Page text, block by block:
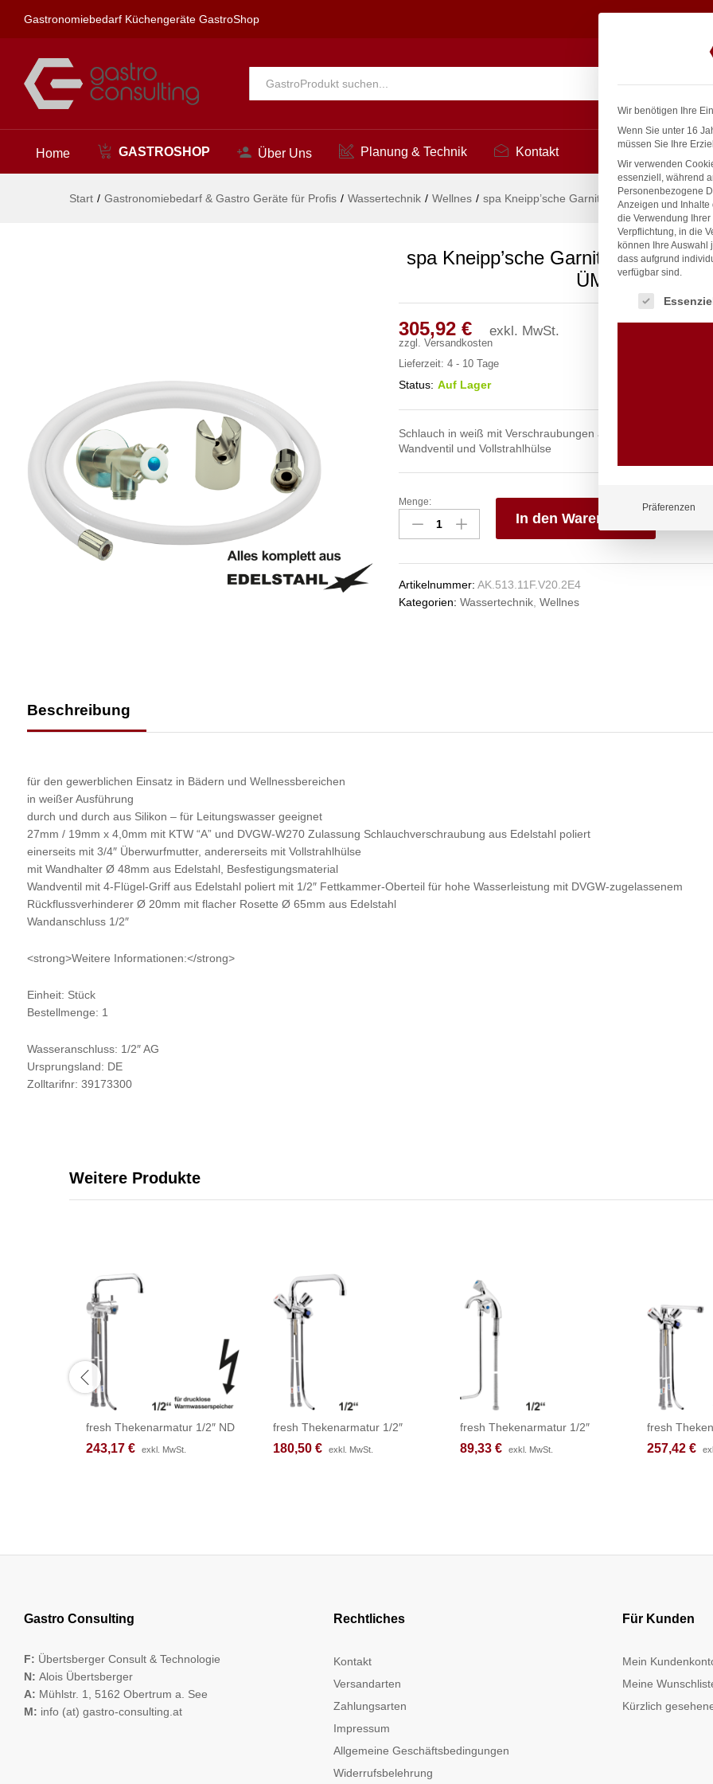
Gastronomiebedarf Küchengeräte GastroShop
Alle Suchen
Home GASTROSHOP Über Uns Planung & Technik Kontakt
Start / Gastronomiebedarf & Gastro Geräte für Profis / Wassertechnik / Wellnes / spa Kneipp’sche Garnitur 1/2″ Ø 27mm 3/4″
spa Kneipp’sche Garnitur 1/2″ Ø
ÜM
305,92 € exkl. MwSt.
zzgl. Versandkosten
Lieferzeit: 4 - 10 Tage
Status: Auf Lager
Schlauch in weiß mit Verschraubungen aus Edelstahl mit
Wandventil und Vollstrahlhülse
spa
Kneipp'sche
Garnitur
27mm
3/4"
Menge:
In den Warenkorb
Artikelnummer: AK.513.11F.V20.2E4
Kategorien: Wassertechnik, Wellnes
Beschreibung
für den gewerblichen Einsatz in Bädern und Wellnessbereichen
in weißer Ausführung
durch und durch aus Silikon – für Leitungswasser geeignet
27mm / 19mm x 4,0mm mit KTW “A” und DVGW-W270 Zulassung Schlauchverschraubung aus Edelstahl poliert
einerseits mit 3/4″ Überwurfmutter, andererseits mit Vollstrahlhülse
mit Wandhalter Ø 48mm aus Edelstahl, Besfestigungsmaterial
Wandventil mit 4-Flügel-Griff aus Edelstahl poliert mit 1/2″ Fettkammer-Oberteil für hohe Wasserleistung mit DVGW-zugelassenem
Rückflussverhinderer Ø 20mm mit flacher Rosette Ø 65mm aus Edelstahl
Wandanschluss 1/2″
<strong>Weitere Informationen:</strong>
Einheit: Stück
Bestellmenge: 1
Wasseranschluss: 1/2″ AG
Ursprungsland: DE
Zolltarifnr: 39173300
Weitere Produkte
fresh Thekenarmatur 1/2″ ND
243,17 € exkl. MwSt.
243,17 € exkl. MwSt.
fresh Thekenarmatur 1/2″
180,50 € exkl. MwSt.
180,50 € exkl. MwSt.
fresh Thekenarmatur 1/2″
89,33 € exkl. MwSt.
89,33 € exkl. MwSt.
fresh
257,42 €
257,42 €
Gastro Consulting
F: Übertsberger Consult & Technologie
N: Alois Übertsberger
A: Mühlstr. 1, 5162 Obertrum a. See
M: info (at) gastro-consulting.at
Rechtliches
Kontakt
Versandarten
Zahlungsarten
Impressum
Allgemeine Geschäftsbedingungen
Widerrufsbelehrung
Für Kunden
Mein
Meine
Kürzlich
Beschreibung
Wir benötigen Ihre
Wenn Sie unter 16
müssen Sie Ihre
Wir verwenden
essenziell, während
Personenbezogene
Anzeigen und Inhalte
die Verwendung
Verpflichtung, in die
können Ihre Auswahl
dass aufgrund
verfügbar sind.
Es folgt eine
Präferenzen